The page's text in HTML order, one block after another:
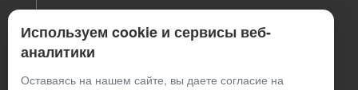
Используем cookie и сервисы веб-
аналитики
Оставаясь на нашем сайте, вы даете согласие на